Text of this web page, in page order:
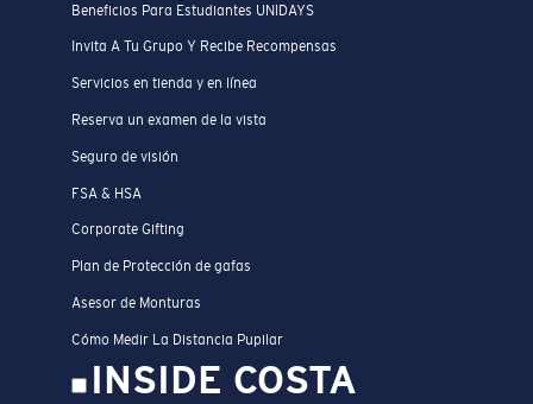
Beneficios Para Estudiantes UNIDAYS
Invita A Tu Grupo Y Recibe Recompensas
Servicios en tienda y en línea
Reserva un examen de la vista
Seguro de visión
FSA & HSA
Corporate Gifting
Plan de Protección de gafas
Asesor de Monturas
Cómo Medir La Distancia Pupilar
INSIDE COSTA